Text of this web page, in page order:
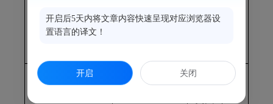
（润楼体育公 文
福州壹刻钟城市
开启后5天内将文章内容快速呈现对应浏览器设
置语言的译文！
开启 关闭